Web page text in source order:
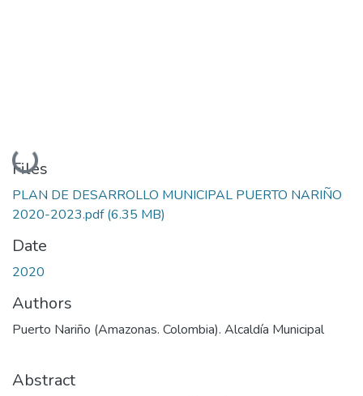
Loading...
Files
PLAN DE DESARROLLO MUNICIPAL PUERTO NARIÑO
2020-2023.pdf(6.35 MB)
Date
2020
Authors
Puerto Nariño (Amazonas. Colombia). Alcaldía Municipal
Abstract